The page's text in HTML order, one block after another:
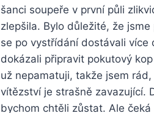
šanci soupeře v první půli
zlepšila. Bylo důležité, že
se po vystřídání dostávali více
dokázali připravit pokutový
už nepamatuji, takže jsem
vítězství je strašně zavazující.
bychom chtěli zůstat. Ale